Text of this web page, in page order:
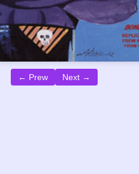
← Prew Next →